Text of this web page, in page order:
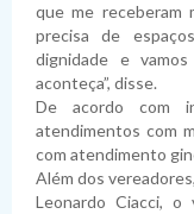
que me receberam
precisa de
dignidade e
aconteça”, disse.
De acordo com
atendimentos com
com atendimento
Além dos
Leonardo Ciacci, o